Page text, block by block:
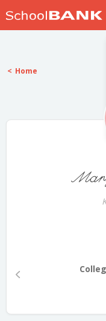
Home